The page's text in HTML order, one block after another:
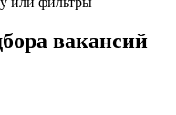
вакансий